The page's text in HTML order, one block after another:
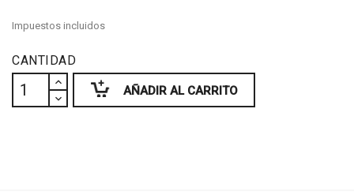
Impuestos incluidos
CANTIDAD
AÑADIR AL CARRITO